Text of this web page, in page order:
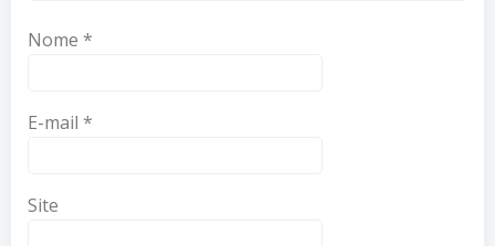
Nome *
E-mail *
Site